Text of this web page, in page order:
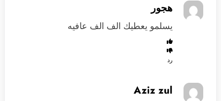
هجور
يسلمو يعطيك الف الف عافيه
رد
Aziz zul